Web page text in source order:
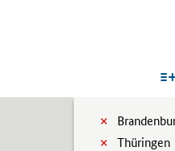
Thüringen